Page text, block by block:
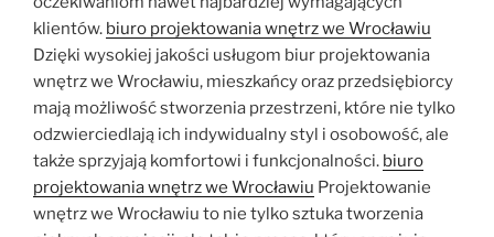
klientów. biuro projektowania wnętrz we Wrocławiu
Dzięki wysokiej jakości usługom biur projektowania
wnętrz we Wrocławiu, mieszkańcy oraz przedsiębiorcy
mają możliwość stworzenia przestrzeni, które nie tylko
odzwierciedlają ich indywidualny styl i osobowość, ale
także sprzyjają komfortowi i funkcjonalności. biuro
projektowania wnętrz we Wrocławiu Projektowanie
wnętrz we Wrocławiu to nie tylko sztuka tworzenia